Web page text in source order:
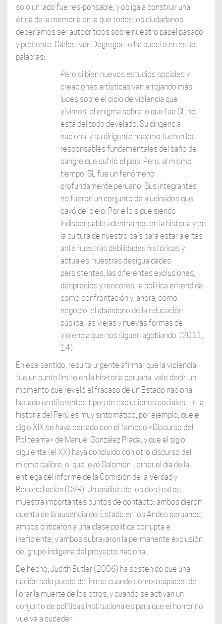
solo un lado fue res-ponsable, y obliga a construir una
ética de la memoria en la que todos los ciudadanos
deberíamos ser autocríticos sobre nuestro papel pasado
y presente. Carlos Iván Degregori lo ha puesto en estas
palabras:
Pero si bien nuevos estudios sociales y
creaciones artísticas van arrojando más
luces sobre el ciclo de violencia que
vivimos, el enigma sobre lo que fue SL no
está del todo develado. Su dirigencia
nacional y su dirigente máximo fueron los
responsables fundamentales del baño de
sangre que sufrió el país. Pero, al mismo
tiempo, SL fue un fenómeno
profundamente peruano. Sus integrantes
no fueron un conjunto de alucinados que
cayó del cielo. Por ello sigue siendo
indispensable adentrarnos en la historia y en
la cultura de nuestro país para estar alertas
ante nuestras debilidades históricas y
actuales: nuestras desigualdades
persistentes, las diferentes exclusiones,
desprecios y rencores; la política entendida
como confrontación y, ahora, como
negocio; el abandono de la educación
pública; las viejas y nuevas formas de
violencia que nos siguen agobiando. (2011,
14)
En ese sentido, resulta urgente afirmar que la violencia
fue un punto límite en la his-toria peruana; vale decir, un
momento que reveló el fracaso de un Estado nacional
basado en diferentes tipos de exclusiones sociales. En la
historia del Perú es muy sintomático, por ejemplo, que el
siglo XIX se haya cerrado con el famoso «Discurso del
Politeama» de Manuel González Prada, y que el siglo
siguiente (el XX) haya concluido con otro discurso del
mismo calibre: el que leyó Salomón Lerner el día de la
entrega del informe de la Comisión de la Verdad y
Reconciliación (CVR). Un análisis de los dos textos
muestra importantes puntos de contacto: ambos dieron
cuenta de la ausencia del Estado en los Andes peruanos;
ambos criticaron a una clase política corrupta e
ineficiente; y ambos subrayaron la permanente exclusión
del grupo indígena del proyecto nacional.
De hecho, Judith Butler (2006) ha sostenido que una
nación solo puede definirse cuando somos capaces de
llorar la muerte de los otros, y cuando se activan un
conjunto de políticas institucionales para que el horror no
vuelva a suceder.